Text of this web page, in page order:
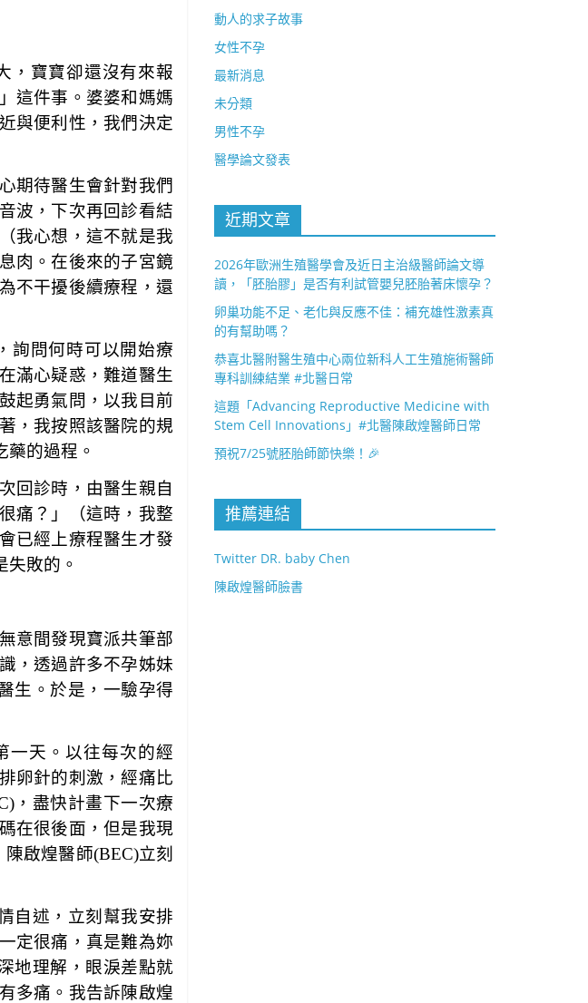
，寶寶卻還沒有來報
這件事。婆婆和媽媽
與便利性，我們決定
期待醫生會針對我們
波，下次再回診看結
我心想，這不就是我
肉。在後來的子宮鏡
不干擾後續療程，還
詢問何時可以開始療
滿心疑惑，難道醫生
起勇氣問，以我目前
，我按照該醫院的規
的過程。
回診時，由醫生親自
痛？」（這時，我整
已經上療程醫生才發
敗的。
意間發現寶派共筆部
，透過許多不孕姊妹
生。於是，一驗孕得
一天。以往每次的經
卵針的刺激，經痛比
，盡快計畫下一次療
在很後面，但是我現
啟煌醫師(BEC)立刻
自述，立刻幫我安排
定很痛，真是難為妳
地理解，眼淚差點就
多痛。我告訴陳啟煌
動人的求子故事
女性不孕
最新消息
未分類
男性不孕
醫學論文發表
近期文章
2026年歐洲生殖醫學會及近日主治級醫師論文導
讀，「胚胎膠」是否有利試管嬰兒胚胎著床懷孕？
卵巢功能不足、老化與反應不佳：補充雄性激素真
的有幫助嗎？
恭喜北醫附醫生殖中心兩位新科人工生殖施術醫師
專科訓練結業 #北醫日常
這題「Advancing Reproductive Medicine with
Stem Cell Innovations」#北醫陳啟煌醫師日常
預祝7/25號胚胎師節快樂！🎉
推薦連結
Twitter DR. baby Chen
陳啟煌醫師臉書